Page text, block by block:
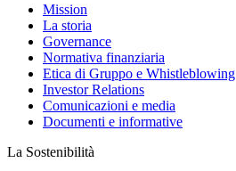
Mission
La storia
Governance
Normativa finanziaria
Etica di Gruppo e Whistleblowing
Investor Relations
Comunicazioni e media
Documenti e informative
La Sostenibilità